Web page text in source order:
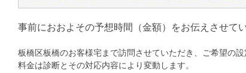
事前におおよその予想時間（金額）をお伝えさせて
板橋区板橋のお客様宅まで訪問させていただき、ご希望の
料金は診断とその対応内容により変動します。